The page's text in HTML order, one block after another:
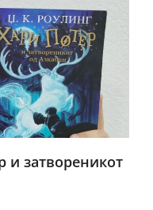
и затвореникот